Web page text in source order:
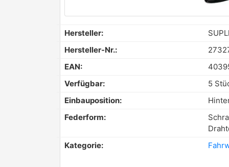
Hersteller:
Hersteller-Nr.:
EAN:
Verfügbar:
5
Einbauposition:
Federform:
Kategorie: